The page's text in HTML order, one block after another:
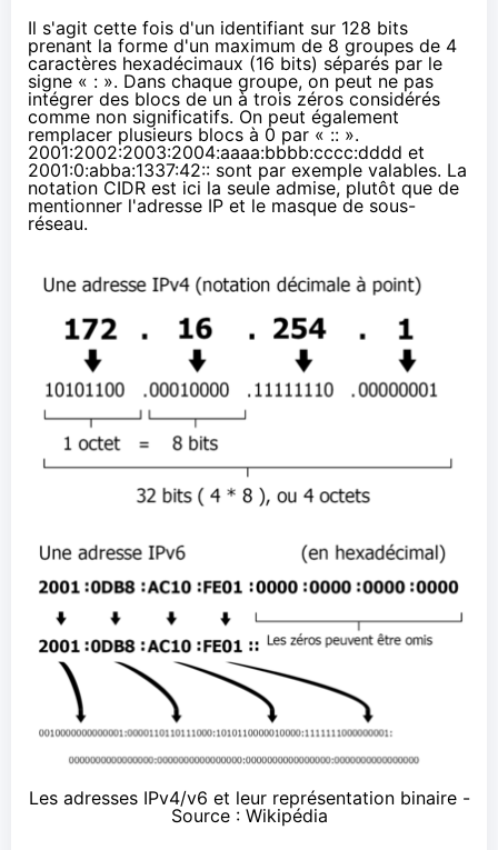
Il s'agit cette fois d'un identifiant sur 128 bits
prenant la forme d'un maximum de 8 groupes de 4
caractères hexadécimaux (16 bits) séparés par le
signe « : ». Dans chaque groupe, on peut ne pas
intégrer des blocs de un à trois zéros considérés
comme non significatifs. On peut également
remplacer plusieurs blocs à 0 par « :: ».
2001:2002:2003:2004:aaaa:bbbb:cccc:dddd et
2001:0:abba:1337:42:: sont par exemple valables. La
notation CIDR est ici la seule admise, plutôt que de
mentionner l'adresse IP et le masque de sous-
réseau.
Les adresses IPv4/v6 et leur représentation binaire -
Source : Wikipédia